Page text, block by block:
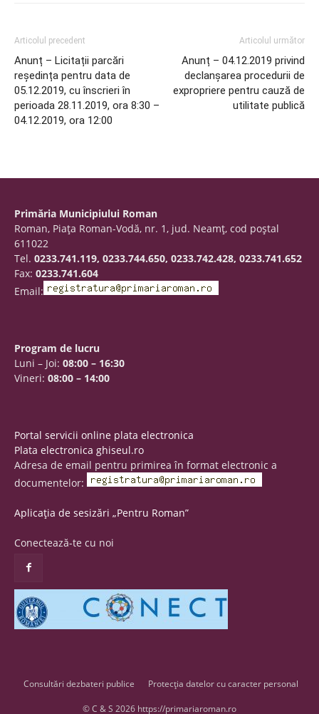
Articolul precedent
Anunț – Licitații parcări
reședința pentru data de
05.12.2019, cu înscrieri în
perioada 28.11.2019, ora 8:30 –
04.12.2019, ora 12:00
Articolul următor
Anunț – 04.12.2019 privind
declanşarea procedurii de
expropriere pentru cauză de
utilitate publică
Primăria Municipiului Roman
Roman, Piaţa Roman-Vodă, nr. 1, jud. Neamţ, cod poştal
611022
Tel. 0233.741.119, 0233.744.650, 0233.742.428, 0233.741.652
Fax: 0233.741.604
Email:
Program de lucru
Luni – Joi: 08:00 – 16:30
Vineri: 08:00 – 14:00
Portal servicii online plata electronica
Plata electronica ghiseul.ro
Adresa de email pentru primirea în format electronic a
documentelor:
Aplicația de sesizări „Pentru Roman”
Conectează-te cu noi
Consultări dezbateri publice Protecția datelor cu caracter personal
© C & S 2026 https://primariaroman.ro